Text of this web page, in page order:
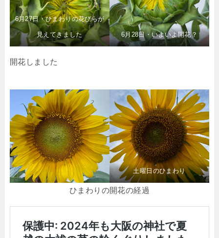
6月27日・ひまわりの花びらが
見えてきました 6月28日・いよいよ開花？
開花しました
土曜日のひまわり
ひまわりの開花の経過